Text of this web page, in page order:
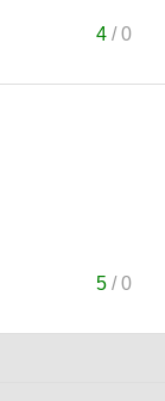
4/0
5/0